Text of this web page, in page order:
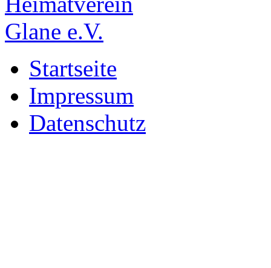
Startseite
Impressum
Datenschutz